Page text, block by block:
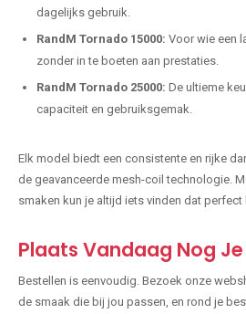
dagelijks gebruik.
RandM Tornado 15000: Voor wie een
zonder in te boeten aan prestaties.
RandM Tornado 25000: De ultieme
capaciteit en gebruiksgemak.
Elk model biedt een consistente en rijke
de geavanceerde mesh-coil technologie.
smaken kun je altijd iets vinden dat perfect
Plaats Vandaag Nog
Bestellen is eenvoudig. Bezoek onze
de smaak die bij jou passen, en rond je